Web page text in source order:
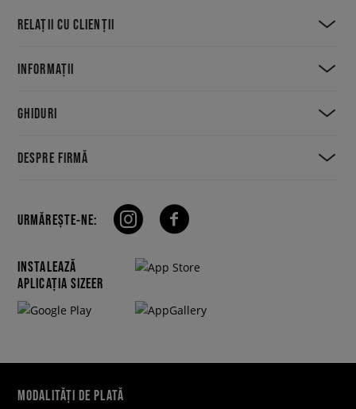
RELAȚII CU CLIENȚII
INFORMAȚII
GHIDURI
DESPRE FIRMĂ
URMĂREȘTE-NE:
INSTALEAZĂ
APLICAȚIA SIZEER
MODALITĂȚI DE PLATĂ